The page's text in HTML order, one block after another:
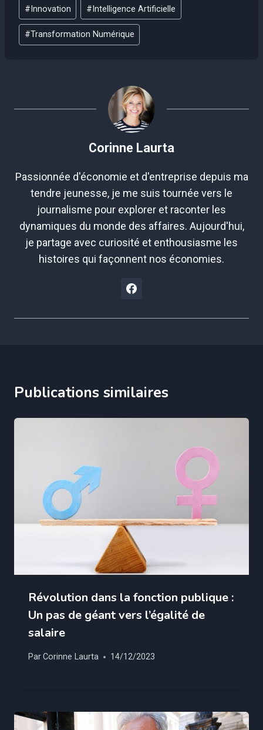
de
la
# Innovation # Intelligence Artificielle
#Transformation Numérique
Corinne Laurta
Passionnée d'économie et d'entreprise depuis ma
tendre jeunesse, je me suis tournée vers le
journalisme pour explorer et raconter les
dynamiques du monde des affaires. Aujourd'hui,
je partage avec curiosité et enthousiasme les
histoires qui façonnent nos économies.
Publications similaires
Révolution dans la fonction publique :
Un pas de géant vers l’égalité de
salaire
ParCorinne Laurta 14/12/2023